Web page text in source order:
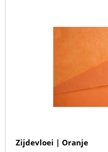
Zijdevloei | Oranje